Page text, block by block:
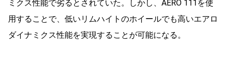
ミクス性能で劣るとされていた。しかし、AERO 111を使
用することで、低いリムハイトのホイールでも高いエアロ
ダイナミクス性能を実現することが可能になる。